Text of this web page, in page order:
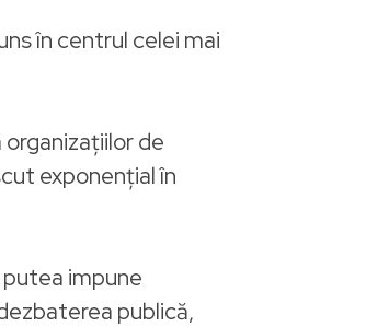
în centrul celei mai
de
exponențial în
impune
publică,